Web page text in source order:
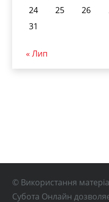
24
25 26
31
« Лип
© Використання
Субота Онлайн